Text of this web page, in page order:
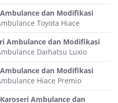
dan Modifikasi
Toyota Hiace
Ambulance dan Modifikasi
Daihatsu Luxio
dan Modifikasi
Hiace Premio
Ambulance dan